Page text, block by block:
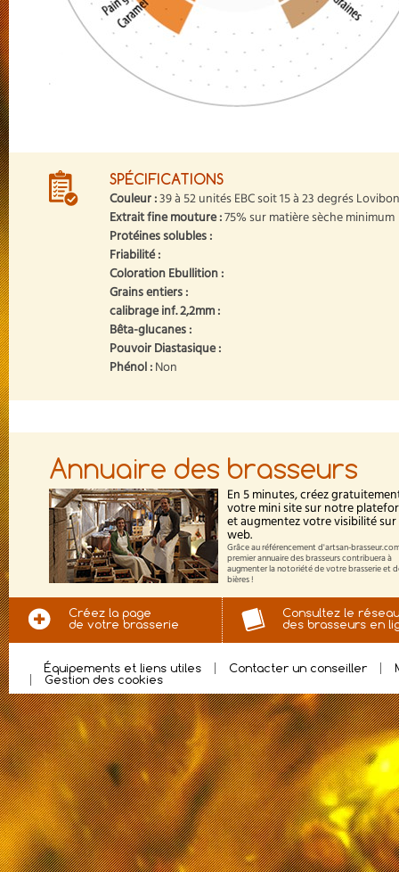
SPÉCIFICATIONS
Couleur :39 à 52 unités EBC soit 15 à 23 degrés
Extrait fine mouture :75% sur matière sèche minimum
Protéines solubles :
Friabilité :
Coloration Ebullition :
Grains entiers :
calibrage inf. 2,2mm :
Bêta-glucanes :
Pouvoir Diastasique :
Phénol :Non
Annuaire des brasseurs
En 5 minutes, créez
votre mini site sur notre
et augmentez votre visibilité sur
web.
Grâce au référencement d'artsan-
premier annuaire des brasseurs contribuera à
augmenter la notoriété de votre brasserie et
bières !
Créez la page
de votre brasserie
Consultez le réseau
des brasseurs en
Équipements et liens utiles Contacter un conseiller
Gestion des cookies